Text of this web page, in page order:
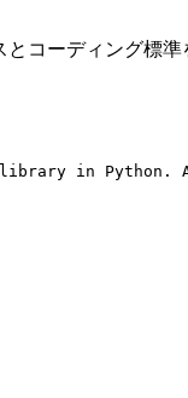
コーディング標